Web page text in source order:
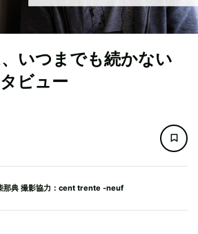
いつまでも続かない
ビュー
那典 撮影協力：cent trente -neuf